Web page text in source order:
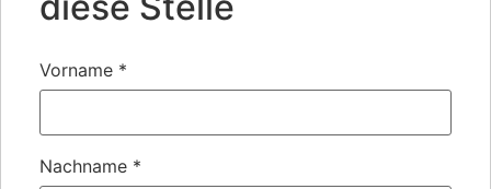
Vorname *
Nachname *